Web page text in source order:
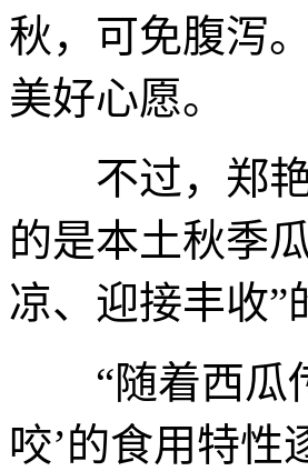
秋，可免腹泻
美好心愿。
不过，郑艳
的是本土秋季
凉、迎接丰收”
“随着西瓜传
咬’的食用特性